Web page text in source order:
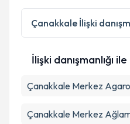
Çanakkale İlişki
İlişki danışmanlığı
Çanakkale Merkez
Çanakkale Merkez